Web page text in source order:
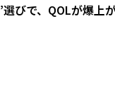
びで、QOLが爆上